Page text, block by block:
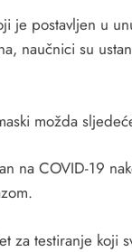
je postavljen u
naučnici su
možda
na COVID-19
za testiranje koji